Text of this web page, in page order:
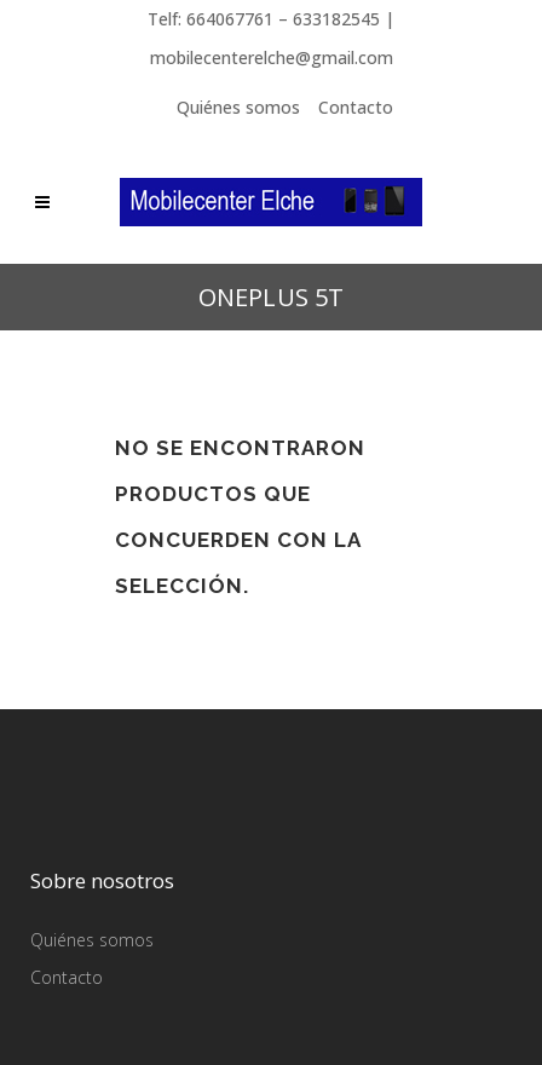
Telf: 664067761 – 633182545 |
mobilecenterelche@gmail.com
Quiénes somos Contacto
ONEPLUS 5T
NO SE ENCONTRARON
PRODUCTOS QUE
CONCUERDEN CON LA
SELECCIÓN.
Sobre nosotros
Quiénes somos
Contacto